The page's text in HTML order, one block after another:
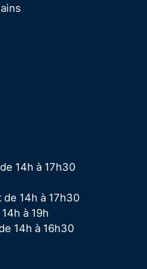
14h à 17h30
de 14h à 17h30
à 19h
14h à 16h30